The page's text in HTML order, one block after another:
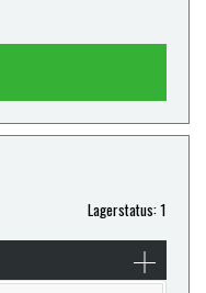
Lagerstatus: 1